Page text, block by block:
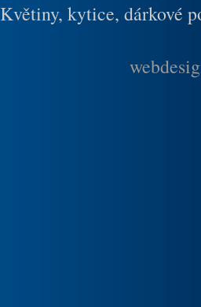
Květiny, kytice, dárkové